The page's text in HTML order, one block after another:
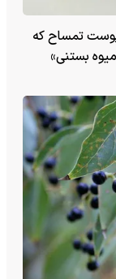
تمساح که
بستنی»